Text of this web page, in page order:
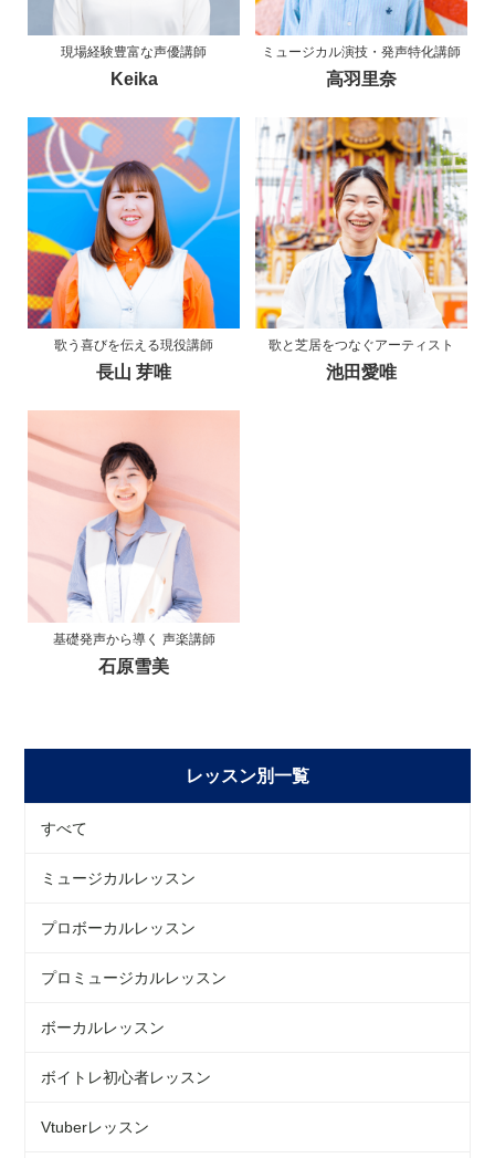
現場経験豊富な声優講師
Keika
ミュージカル演技・発声特化講師
高羽里奈
歌う喜びを伝える現役講師
長山 芽唯
歌と芝居をつなぐアーティスト
池田愛唯
基礎発声から導く 声楽講師
石原雪美
レッスン別一覧
すべて
ミュージカルレッスン
プロボーカルレッスン
プロミュージカルレッスン
ボーカルレッスン
ボイトレ初心者レッスン
Vtuberレッスン